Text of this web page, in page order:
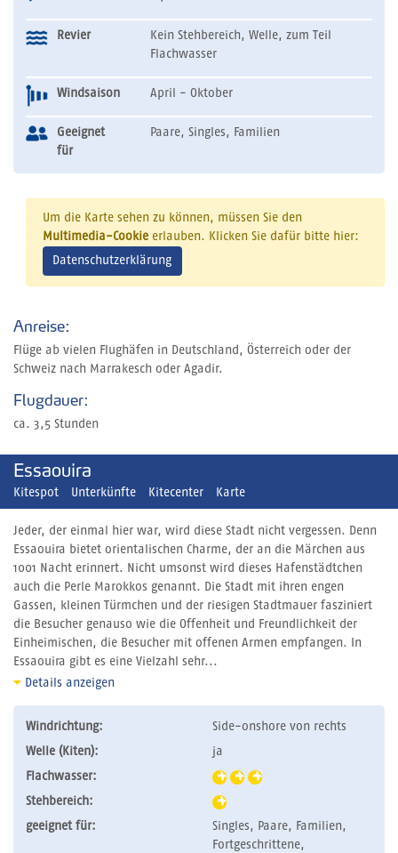
Revier
Kein Stehbereich, Welle, zum Teil
Flachwasser
Windsaison April - Oktober
Geeignet
für
Paare, Singles, Familien
Um die Karte sehen zu können, müssen Sie den
Multimedia-Cookieerlauben. Klicken Sie dafür bitte hier:
Datenschutzerklärung
Anreise:
Flüge ab vielen Flughäfen in Deutschland, Österreich oder der
Schweiz nach Marrakesch oder Agadir.
Flugdauer:
ca. 3,5 Stunden
Essaouira
Kitespot Unterkünfte Kitecenter Karte
Jeder, der einmal hier war, wird diese Stadt nicht vergessen. Denn
Essaouira bietet orientalischen Charme, der an die Märchen aus
1001 Nacht erinnert. Nicht umsonst wird dieses Hafenstädtchen
auch die Perle Marokkos genannt. Die Stadt mit ihren engen
Gassen, kleinen Türmchen und der riesigen Stadtmauer fasziniert
die Besucher genauso wie die Offenheit und Freundlichkeit der
Einheimischen, die Besucher mit offenen Armen empfangen. In
Essaouira gibt es eine Vielzahl sehr...
Details anzeigen
Windrichtung:
Side-onshore von rechts
Welle (Kiten):
ja
Flachwasser:
Stehbereich:
geeignet für:
Singles, Paare, Familien,
Fortgeschrittene,